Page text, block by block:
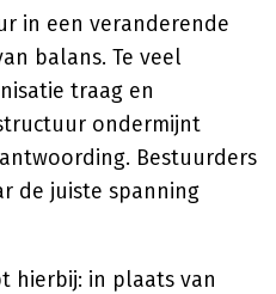
in een veranderende
balans. Te veel
traag en
ondermijnt
Bestuurders
de juiste spanning
hierbij: in plaats van